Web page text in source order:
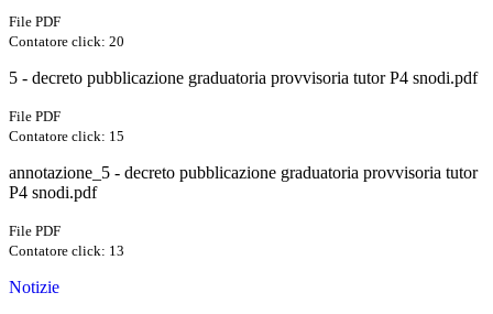
File PDF
Contatore click: 20
5 - decreto pubblicazione graduatoria provvisoria tutor P4 snodi.pdf
File PDF
Contatore click: 15
annotazione_5 - decreto pubblicazione graduatoria provvisoria tutor
P4 snodi.pdf
File PDF
Contatore click: 13
Notizie